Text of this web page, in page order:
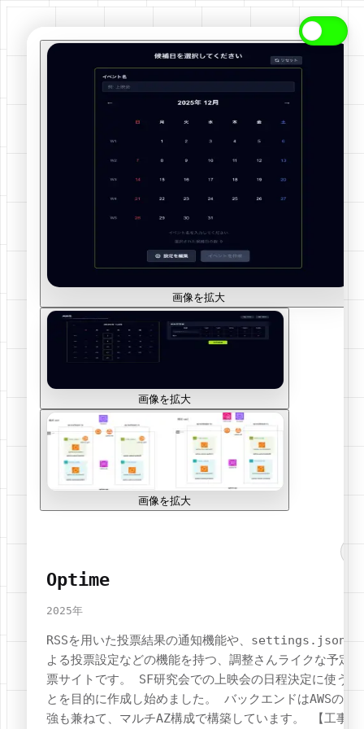
画像を拡大
画像を拡大
画像を拡大
Optime
2025年
RSSを用いた投票結果の通知機能や、settings.jsonに
よる投票設定などの機能を持つ、調整さんライクな予定投
票サイトです。 SF研究会での上映会の日程決定に使うこ
とを目的に作成し始めました。 バックエンドはAWSの勉
強も兼ねて、マルチAZ構成で構築しています。 【工事